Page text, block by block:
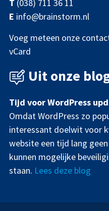
T (038) 711 36 11
E info@brainstorm.nl
Voeg meteen onze
vCard
Uit onze
Tijd voor WordPress
Omdat WordPress zo
interessant doelwit voor
website een tijd lang
kunnen mogelijke
staan. Lees deze blog